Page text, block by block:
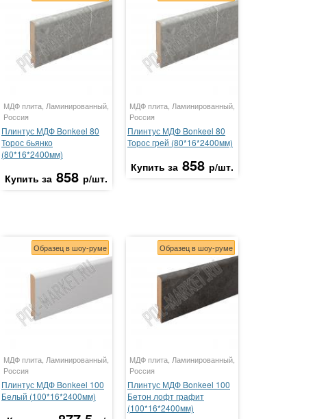
МДФ плита, Ламинированный,
Россия
Плинтус МДФ Bonkeel 80
Торос бьянко
(80*16*2400мм)
Купить за 858 р/шт.
МДФ плита, Ламинированный,
Россия
Плинтус МДФ Bonkeel 80
Торос грей (80*16*2400мм)
Купить за 858 р/шт.
Образец в шоу-руме
МДФ плита, Ламинированный,
Россия
Плинтус МДФ Bonkeel 100
Белый (100*16*2400мм)
Образец в шоу-руме
МДФ плита, Ламинированный,
Россия
Плинтус МДФ Bonkeel 100
Бетон лофт графит
(100*16*2400мм)